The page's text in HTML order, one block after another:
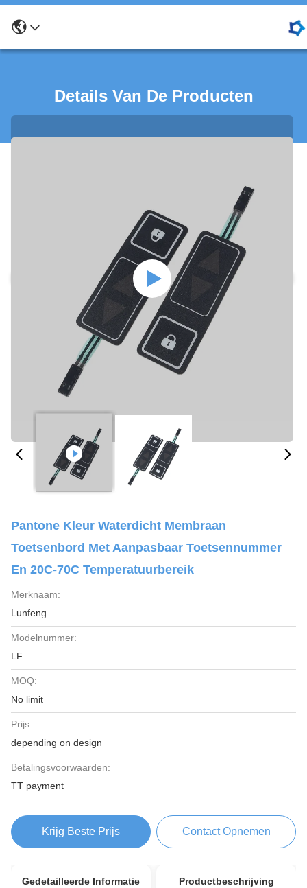
Details Van De Producten
Pantone Kleur Waterdicht Membraan
Toetsenbord Met Aanpasbaar Toetsennummer
En 20C-70C Temperatuurbereik
Merknaam:
Lunfeng
Modelnummer:
LF
MOQ:
No limit
Prijs:
depending on design
Betalingsvoorwaarden:
TT payment
Krijg Beste Prijs Contact Opnemen
Gedetailleerde Informatie Productbeschrijving